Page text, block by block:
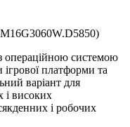
операційною системою
ігрової платформи та
варіант для
і високих
і робочих